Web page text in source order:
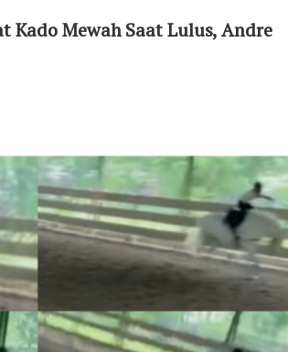
Kado Mewah Saat Lulus, Andre